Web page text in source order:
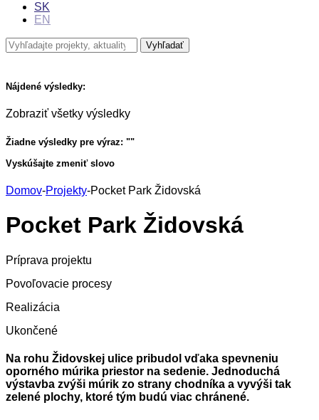
SK
EN
Nájdené výsledky:
Zobraziť všetky výsledky
Žiadne výsledky pre výraz: ""
Vyskúšajte zmeniť slovo
Domov-Projekty-Pocket Park Židovská
Pocket Park Židovská
Príprava projektu
Povoľovacie procesy
Realizácia
Ukončené
Na rohu Židovskej ulice pribudol vďaka spevneniu
oporného múrika priestor na sedenie. Jednoduchá
výstavba zvýši múrik zo strany chodníka a vyvýši tak
zelené plochy, ktoré tým budú viac chránené.